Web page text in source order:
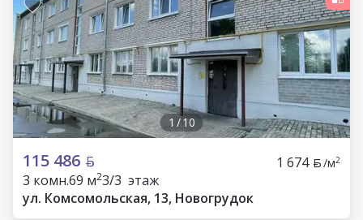
1 /10
115 486 1 674 /м2
3 комн.69 м23/3 этаж
ул. Комсомольская, 13, Новогрудок